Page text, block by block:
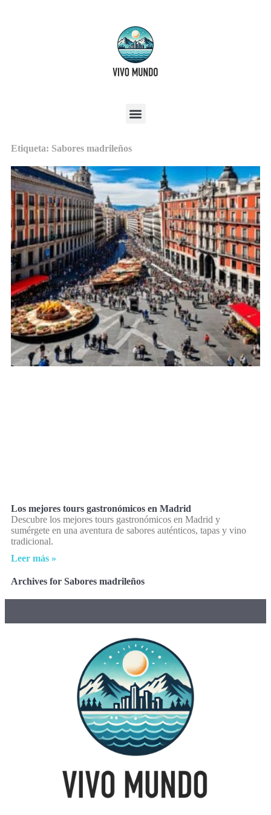
Etiqueta: Sabores madrileños
Los mejores tours gastronómicos en Madrid
Descubre los mejores tours gastronómicos en Madrid y
sumérgete en una aventura de sabores auténticos, tapas y vino
tradicional.
Leer más »
Archives for Sabores madrileños